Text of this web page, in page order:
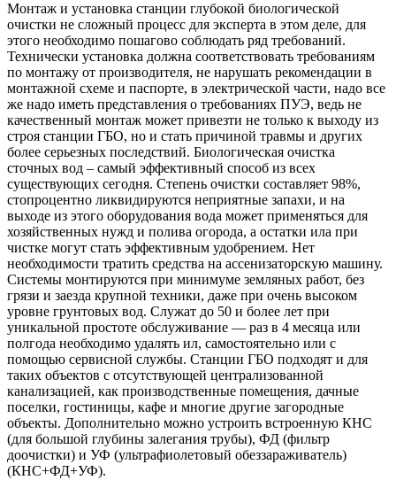
Монтаж и установка станции глубокой биологической
очистки не сложный процесс для эксперта в этом деле, для
этого необходимо пошагово соблюдать ряд требований.
Технически установка должна соответствовать требованиям
по монтажу от производителя, не нарушать рекомендации в
монтажной схеме и паспорте, в электрической части, надо все
же надо иметь представления о требованиях ПУЭ, ведь не
качественный монтаж может привезти не только к выходу из
строя станции ГБО, но и стать причиной травмы и других
более серьезных последствий. Биологическая очистка
сточных вод – самый эффективный способ из всех
существующих сегодня. Степень очистки составляет 98%,
стопроцентно ликвидируются неприятные запахи, и на
выходе из этого оборудования вода может применяться для
хозяйственных нужд и полива огорода, а остатки ила при
чистке могут стать эффективным удобрением. Нет
необходимости тратить средства на ассенизаторскую машину.
Системы монтируются при минимуме земляных работ, без
грязи и заезда крупной техники, даже при очень высоком
уровне грунтовых вод. Служат до 50 и более лет при
уникальной простоте обслуживание — раз в 4 месяца или
полгода необходимо удалять ил, самостоятельно или с
помощью сервисной службы. Станции ГБО подходят и для
таких объектов с отсутствующей централизованной
канализацией, как производственные помещения, дачные
поселки, гостиницы, кафе и многие другие загородные
объекты. Дополнительно можно устроить встроенную КНС
(для большой глубины залегания трубы), ФД (фильтр
доочистки) и УФ (ультрафиолетовый обеззараживатель)
(КНС+ФД+УФ).